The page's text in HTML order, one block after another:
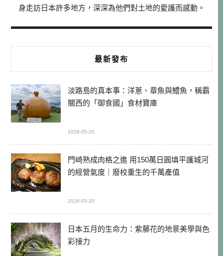
身走訪日本許多地方，深深為他們對土地的愛護而感動。
最新發布
淡路島的真本事：洋蔥、章魚與鱧魚，稱霸
關西的「御食國」食材寶庫
2026-05-20
門崎熟成肉格之進 用150萬日圓填平護城河
的經營氣度｜廢校重生的千萬產值
2026-05-20
日本五月的生命力：紫藤花的地景美學與色
彩接力